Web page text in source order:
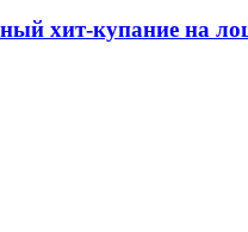
хит-купание на